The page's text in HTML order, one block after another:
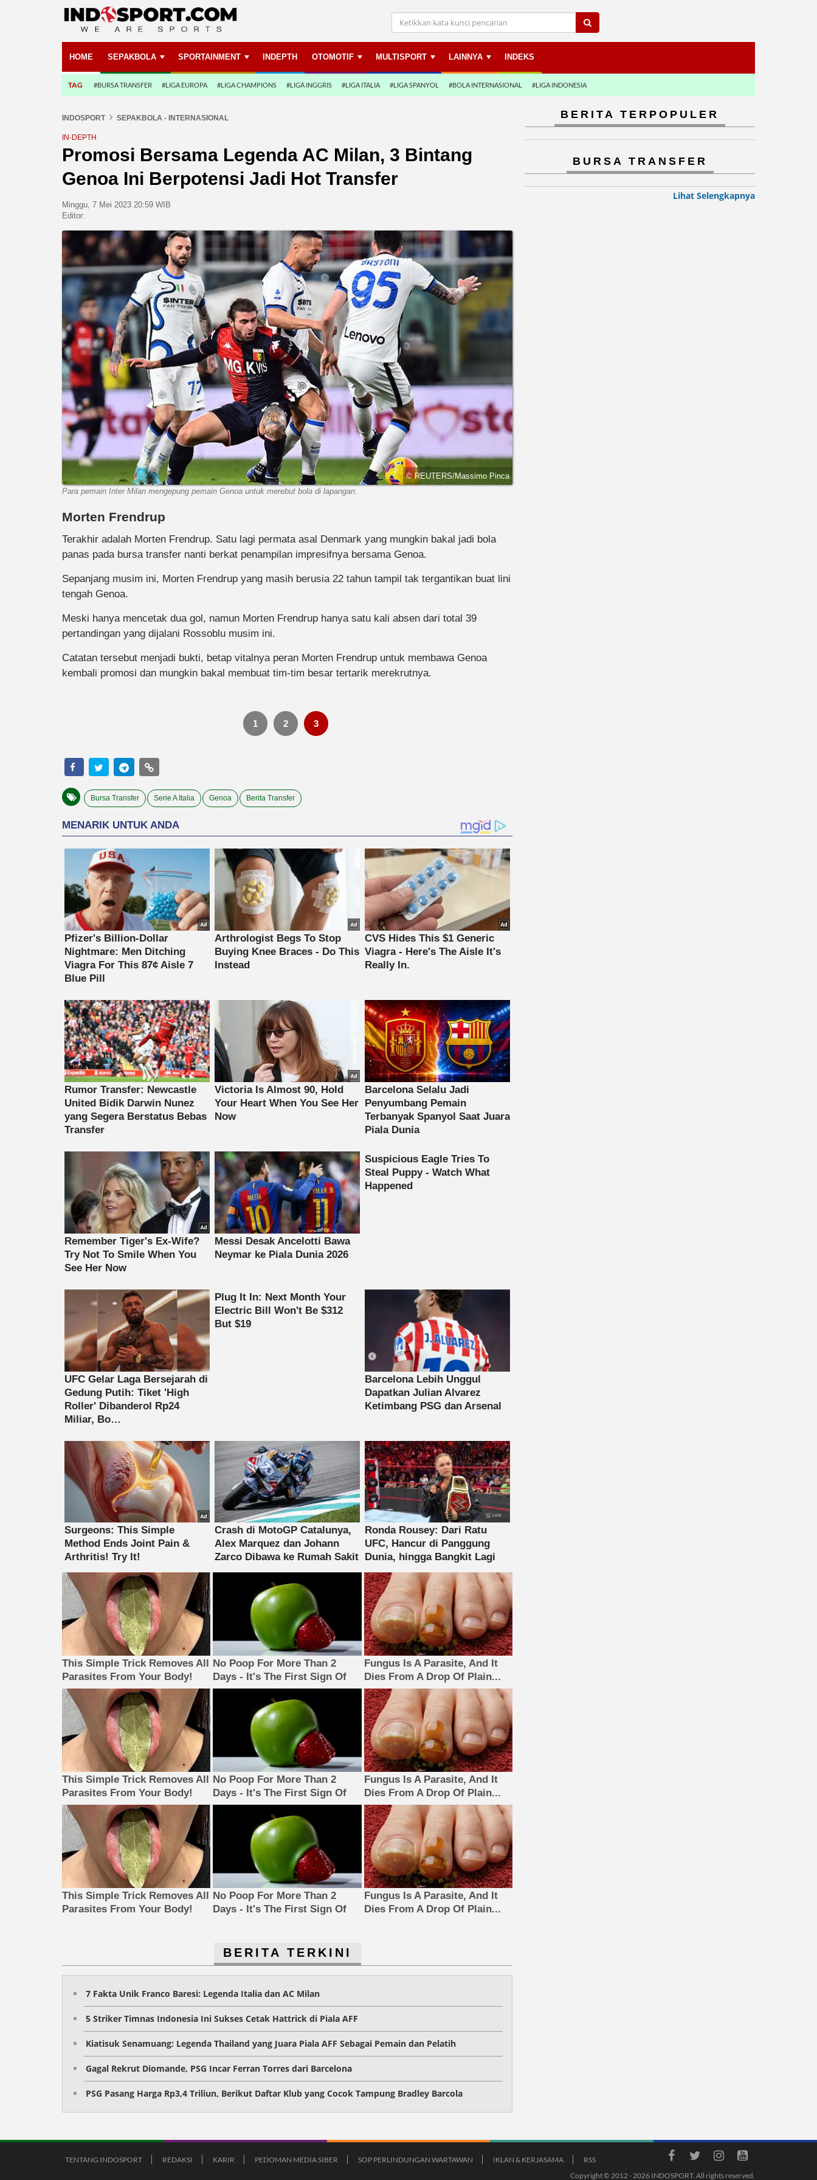
HOME SEPAKBOLA SPORTAINMENT INDEPTH OTOMOTIF MULTISPORT LAINNYA INDEKS
TAG #BURSA TRANSFER #LIGA EUROPA #LIGA CHAMPIONS #LIGA INGGRIS #LIGA ITALIA #LIGA SPANYOL #BOLA INTERNASIONAL #LIGA INDONESIA
INDOSPORT SEPAKBOLA - INTERNASIONAL
IN-DEPTH
Promosi Bersama Legenda AC Milan, 3 Bintang
Genoa Ini Berpotensi Jadi Hot Transfer
Minggu, 7 Mei 2023 20:59 WIB
Editor:
© REUTERS/Massimo Pinca
Para pemain Inter Milan mengepung pemain Genoa untuk merebut bola di lapangan.
Morten Frendrup
Terakhir adalah Morten Frendrup. Satu lagi permata asal Denmark yang mungkin bakal jadi bola
panas pada bursa transfer nanti berkat penampilan impresifnya bersama Genoa.
Sepanjang musim ini, Morten Frendrup yang masih berusia 22 tahun tampil tak tergantikan buat lini
tengah Genoa.
Meski hanya mencetak dua gol, namun Morten Frendrup hanya satu kali absen dari total 39
pertandingan yang dijalani Rossoblu musim ini.
Catatan tersebut menjadi bukti, betap vitalnya peran Morten Frendrup untuk membawa Genoa
kembali promosi dan mungkin bakal membuat tim-tim besar tertarik merekrutnya.
1 2 3
Bursa Transfer Serie A Italia Genoa Berita Transfer
This Simple Trick Removes All
Parasites From Your Body!
No Poop For More Than 2
Days - It's The First Sign Of
Fungus Is A Parasite, And It
Dies From A Drop Of Plain...
This Simple Trick Removes All
Parasites From Your Body!
No Poop For More Than 2
Days - It's The First Sign Of
Fungus Is A Parasite, And It
Dies From A Drop Of Plain...
This Simple Trick Removes All
Parasites From Your Body!
No Poop For More Than 2
Days - It's The First Sign Of
Fungus Is A Parasite, And It
Dies From A Drop Of Plain...
BERITA TERKINI
7 Fakta Unik Franco Baresi: Legenda Italia dan AC Milan
5 Striker Timnas Indonesia Ini Sukses Cetak Hattrick di Piala AFF
Kiatisuk Senamuang: Legenda Thailand yang Juara Piala AFF Sebagai Pemain dan Pelatih
Gagal Rekrut Diomande, PSG Incar Ferran Torres dari Barcelona
PSG Pasang Harga Rp3,4 Triliun, Berikut Daftar Klub yang Cocok Tampung Bradley Barcola
BERITA TERPOPULER
BURSA TRANSFER
Lihat Selengkapnya
TENTANG INDOSPORT REDAKSI KARIR PEDOMAN MEDIA SIBER SOP PERLINDUNGAN WARTAWAN IKLAN & KERJASAMA
RSS
Copyright © 2012 - 2026 INDOSPORT. All rights reserved.